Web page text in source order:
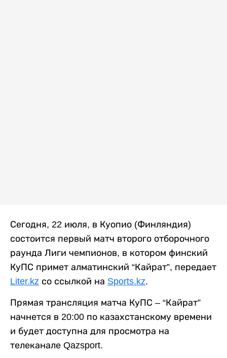
Сегодня, 22 июля, в Куопио (Финляндия)
состоится первый матч второго отборочного
раунда Лиги чемпионов, в котором финский
КуПС примет алматинский “Кайрат”, передает
Liter.kz со ссылкой на Sports.kz.
Прямая трансляция матча КуПС – “Кайрат”
начнется в 20:00 по казахстанскому времени
и будет доступна для просмотра на
телеканале Qazsport.